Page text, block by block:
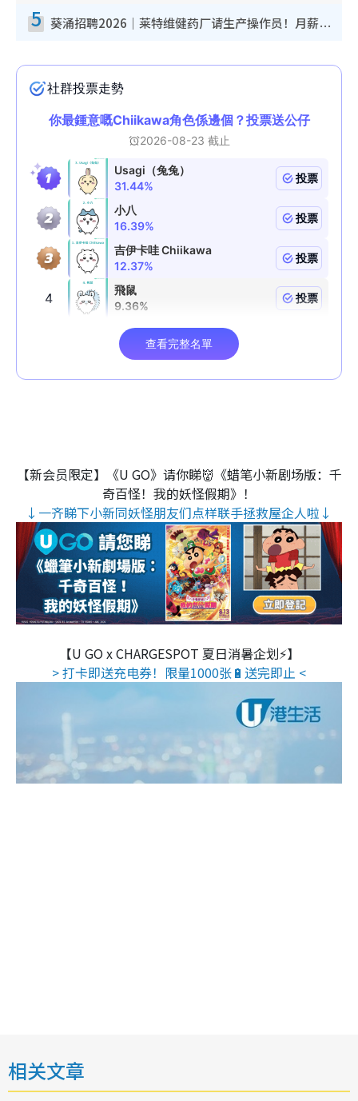
5 葵涌招聘2026｜莱特维健药厂请生产操作员！月薪高达$1.7万 冷气厂房/五天工作/保障双粮
【新会员限定】《U GO》请你睇👹《蜡笔小新剧场版：千
奇百怪！我的妖怪假期》！
↓一齐睇下小新同妖怪朋友们点样联手拯救屋企人啦↓
【U GO x CHARGESPOT 夏日消暑企划⚡】
> 打卡即送充电券！限量1000张🔋送完即止 <
相关文章